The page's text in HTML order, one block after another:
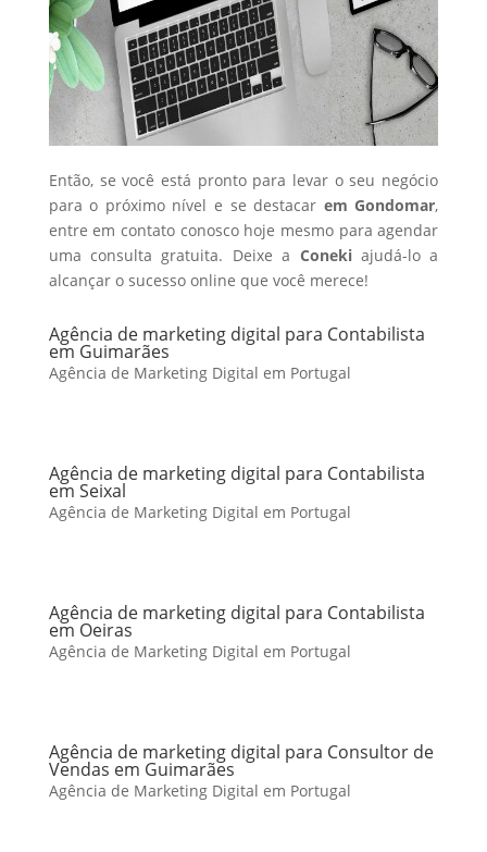
Então, se você está pronto para levar o seu negócio
para o próximo nível e se destacar em Gondomar,
entre em contato conosco hoje mesmo para agendar
uma consulta gratuita. Deixe a Conekiajudá-lo a
alcançar o sucesso online que você merece!
Agência de marketing digital para Contabilista
em Guimarães
Agência de Marketing Digital em Portugal
Agência de marketing digital para Contabilista
em Seixal
Agência de Marketing Digital em Portugal
Agência de marketing digital para Contabilista
em Oeiras
Agência de Marketing Digital em Portugal
Agência de marketing digital para Consultor de
Vendas em Guimarães
Agência de Marketing Digital em Portugal